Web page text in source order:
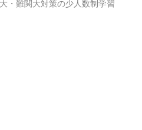
・難関大対策の少人数制学習